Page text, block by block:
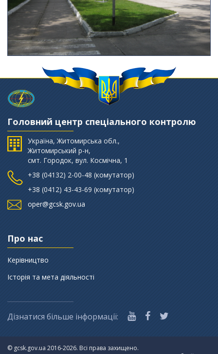
Головний центр спеціального контролю
Україна, Житомирська обл.,
Житомирський р-н,
смт. Городок, вул. Космічна, 1
+38 (‎04132) 2-00-48 (комутатор)
+38 (0412) 43-43-69 (комутатор)
oper@gcsk.gov.ua
Про нас
Керівництво
Історія та мета діяльності
Дізнатися більше інформації:
© gcsk.gov.ua 2016-2026. Всі права захищено.